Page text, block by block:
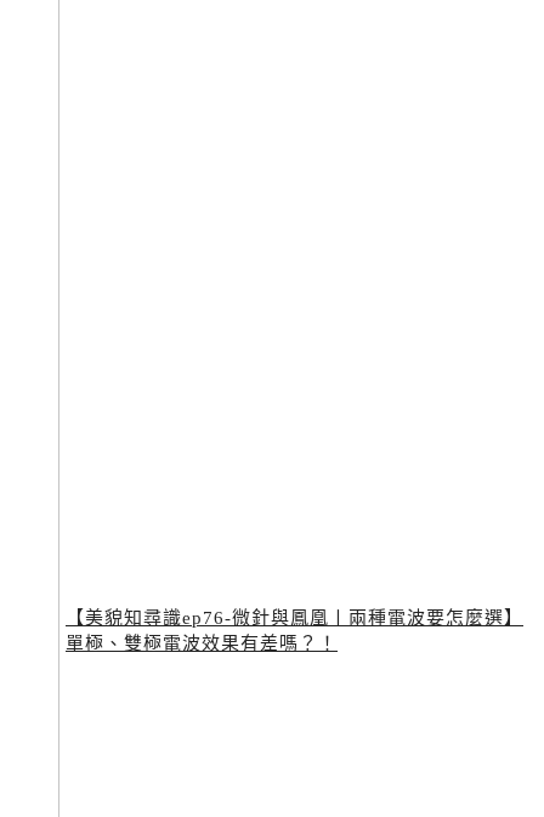
【美貌知尋識ep76-微針與鳳凰〡兩種電波要怎麼選】
單極、雙極電波效果有差嗎？！